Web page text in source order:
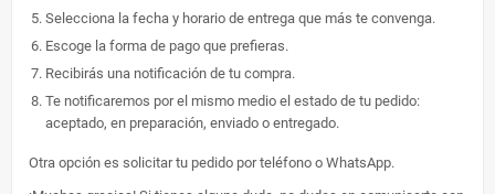
Selecciona la fecha y horario de entrega que más te convenga.
Escoge la forma de pago que prefieras.
Recibirás una notificación de tu compra.
Te notificaremos por el mismo medio el estado de tu pedido:
aceptado, en preparación, enviado o entregado.
Otra opción es solicitar tu pedido por teléfono o WhatsApp.